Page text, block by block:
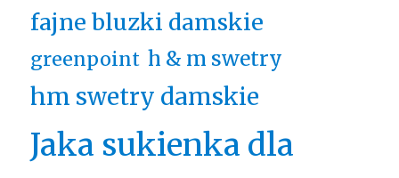
fajne bluzki damskie
greenpoint h & m swetry
hm swetry damskie
Jaka sukienka dla